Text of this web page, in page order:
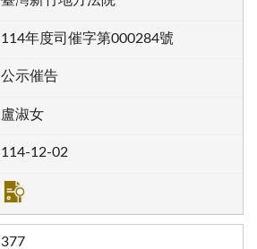
114年度司催字第000284號
公示催告
盧淑女
114-12-02
377